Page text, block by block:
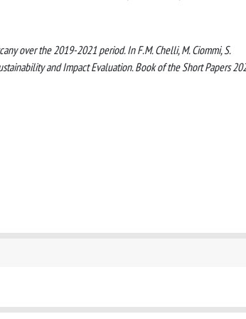
over the 2019-2021 period. In F.M. Chelli, M. Ciommi, S.
and Impact Evaluation. Book of the Short Papers